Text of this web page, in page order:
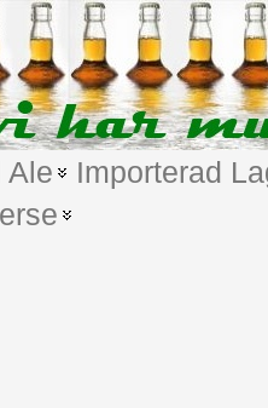
Ale
Importerad